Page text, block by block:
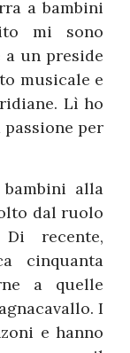
a bambini
mi sono
un preside
musicale e
Lì ho
per
alla
dal ruolo
recente,
cinquanta
a quelle
I
e hanno